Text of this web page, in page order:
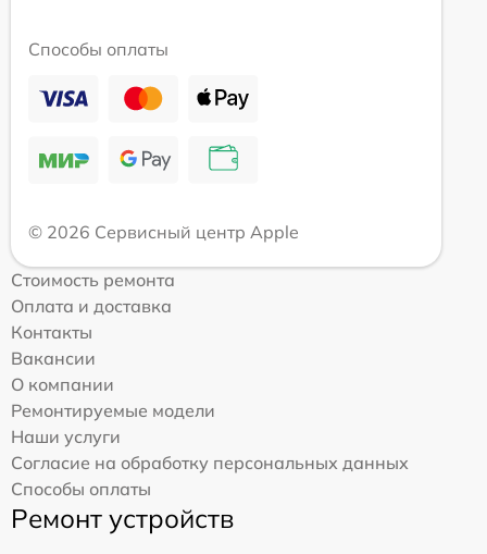
Способы оплаты
© 2026 Сервисный центр Apple
Стоимость ремонта
Оплата и доставка
Контакты
Вакансии
О компании
Ремонтируемые модели
Наши услуги
Согласие на обработку персональных данных
Способы оплаты
Ремонт устройств